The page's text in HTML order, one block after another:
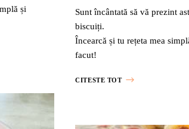
și
Sunt încântată să vă prezint
biscuiți.
Încearcă și tu rețeta mea
facut!
CITESTE TOT